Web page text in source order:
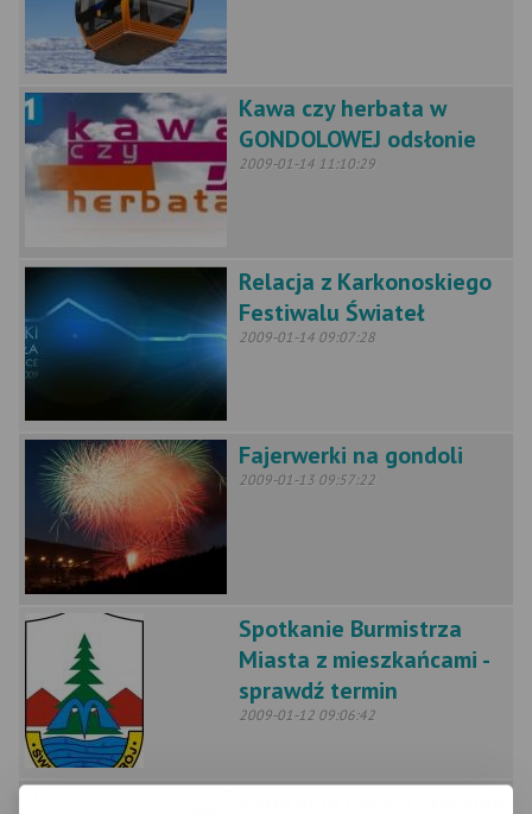
Kawa czy herbata w
GONDOLOWEJ odsłonie
2009-01-14 11:10:29
Relacja z Karkonoskiego
Festiwalu Świateł
2009-01-14 09:07:28
Fajerwerki na gondoli
2009-01-13 09:57:22
Spotkanie Burmistrza
Miasta z mieszkańcami -
sprawdź termin
2009-01-12 09:06:42